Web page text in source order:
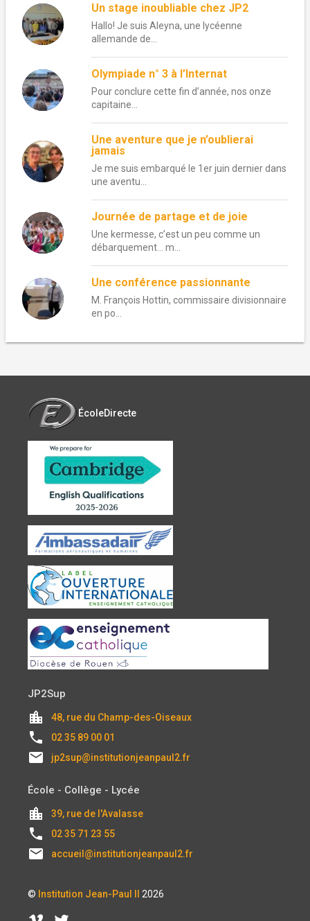
Un stage inoubliable chez JP2
Hallo! Je suis Aleyna, une lycéenne
allemande de...
Olympiade n° 3 à l’Internat
Pour conclure cette fin d’année, nos onze
capitaine...
Une aventure que je n’oublierai
jamais
Je me suis embarqué le 1er juin dernier dans
une aventu...
Journée de partage et de joie
Une kermesse, c’est un peu comme un
débarquement… m...
Une conférence passionnante
M. François Hottin, commissaire divisionnaire
en po...
ÉcoleDirecte
JP2Sup
location_city 48, rue du Champ-des-Oiseaux
local_phone 02 35 89 00 01
email jp2sup@institutionjeanpaul2.fr
École - Collège - Lycée
location_city 39, rue de l'Avalasse
local_phone 02 35 71 23 55
email accueil@institutionjeanpaul2.fr
© Institution Jean-Paul II 2026